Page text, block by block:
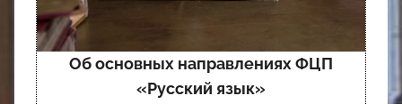
Об основных направлениях ФЦП
«Русский язык»